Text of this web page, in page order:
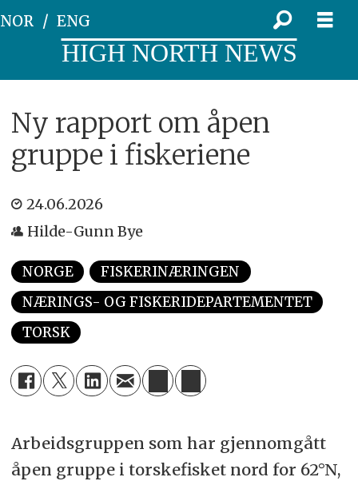
NOR ENG
HIGH NORTH NEWS
Ny rapport om åpen
gruppe i fiskeriene
24.06.2026
Hilde-Gunn Bye
NORGE
FISKERINÆRINGEN
NÆRINGS- OG FISKERIDEPARTEMENTET
TORSK
Arbeidsgruppen som har gjennomgått
åpen gruppe i torskefisket nord for 62°N,